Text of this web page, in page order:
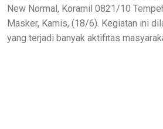
New Normal, Koramil 0821/10
Masker, Kamis, (18/6). Kegiatan ini
yang terjadi banyak aktifitas